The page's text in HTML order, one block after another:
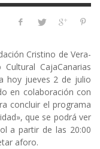
Cristino de Vera-
Cultural CajaCanarias
hoy jueves 2 de julio
en colaboración con
concluir el programa
, que se podrá ver
a partir de las 20:00
aforo.